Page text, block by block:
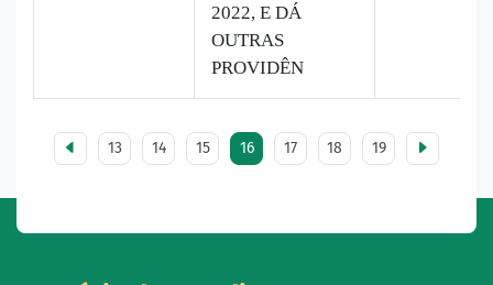
2022, E DÁ
OUTRAS
PROVIDÊN
13 14 15 16 17 18 19